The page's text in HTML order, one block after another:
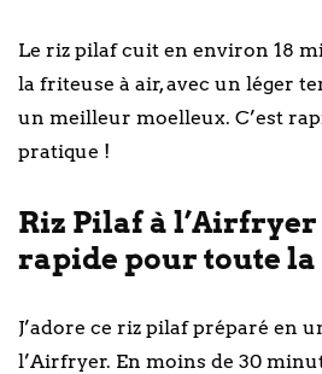
Le riz pilaf cuit en environ 18
la friteuse à air, avec un léger
un meilleur moelleux. C’est
pratique !
Riz Pilaf à l’Airfryer
rapide pour toute
J’adore ce riz pilaf préparé en
l’Airfryer. En moins de 30